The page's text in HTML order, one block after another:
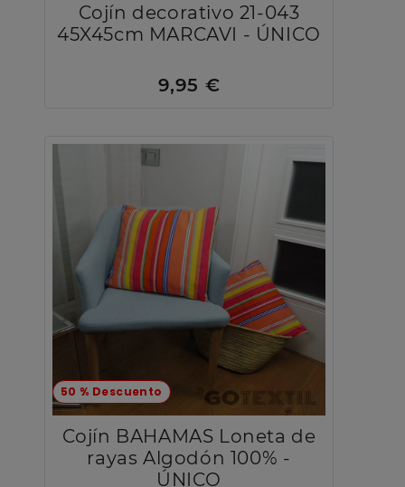
Cojín decorativo 21-043
45X45cm MARCAVI - ÚNICO
9,95 €
50 % Descuento
Cojín BAHAMAS Loneta de
rayas Algodón 100% -
ÚNICO